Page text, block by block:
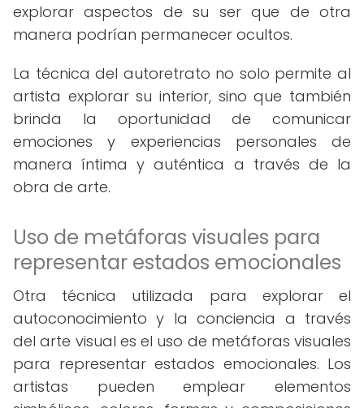
explorar aspectos de su ser que de otra
manera podrían permanecer ocultos.
La técnica del autoretrato no solo permite al
artista explorar su interior, sino que también
brinda la oportunidad de comunicar
emociones y experiencias personales de
manera íntima y auténtica a través de la
obra de arte.
Uso de metáforas visuales para
representar estados emocionales
Otra técnica utilizada para explorar el
autoconocimiento y la conciencia a través
del arte visual es el uso de metáforas visuales
para representar estados emocionales. Los
artistas pueden emplear elementos